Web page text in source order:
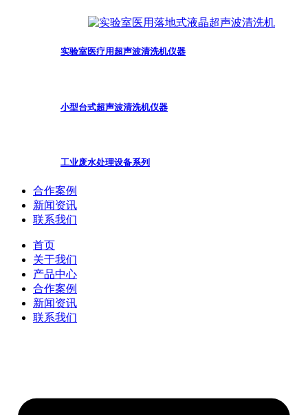
实验室医疗用超声波清洗机仪器
小型台式超声波清洗机仪器
工业废水处理设备系列
合作案例
新闻资讯
联系我们
首页
关于我们
产品中心
合作案例
新闻资讯
联系我们